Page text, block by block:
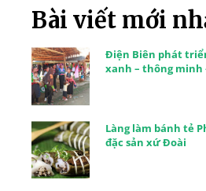
Bài viết mới
Điện Biên phát
xanh – thông minh
Làng làm bánh tẻ
đặc sản xứ Đoài